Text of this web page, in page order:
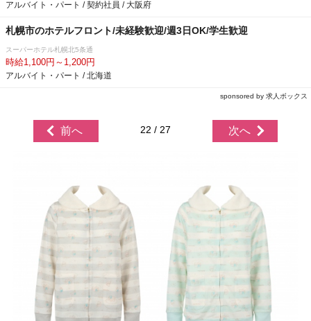
アルバイト・パート / 契約社員 / 大阪府
札幌市のホテルフロント/未経験歓迎/週3日OK/学生歓迎
スーパーホテル札幌北5条通
時給1,100円～1,200円
アルバイト・パート / 北海道
sponsored by 求人ボックス
前へ 22 / 27 次へ